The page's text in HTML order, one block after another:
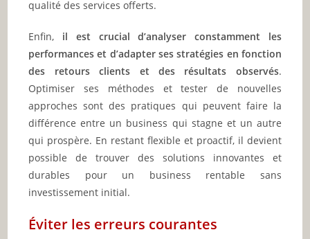
qualité des services offerts.
Enfin, il est crucial d’analyser constamment les
performances et d’adapter ses stratégies en fonction
des retours clients et des résultats observés.
Optimiser ses méthodes et tester de nouvelles
approches sont des pratiques qui peuvent faire la
différence entre un business qui stagne et un autre
qui prospère. En restant flexible et proactif, il devient
possible de trouver des solutions innovantes et
durables pour un business rentable sans
investissement initial.
Éviter les erreurs courantes